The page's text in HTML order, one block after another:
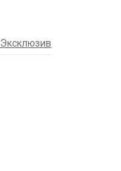
Эксклюзив